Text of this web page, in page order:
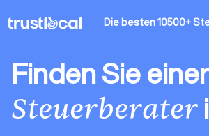
Die besten 10500+
Finden Sie
Steuerberater